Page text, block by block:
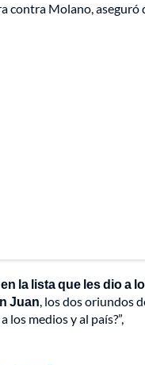
contra Molano, aseguró
la lista que les dio a
Juan, los dos oriundos
los medios y al país?”,